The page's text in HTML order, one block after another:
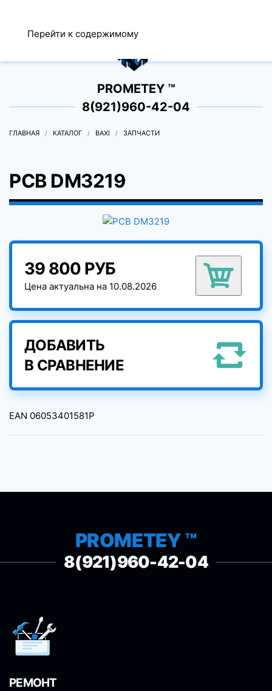
Перейти к содержимому
0
PROMETEY ™
8(921)960-42-04
ГЛАВНАЯ КАТАЛОГ BAXI ЗАПЧАСТИ
PCB DM3219
39 800 РУБ
Цена актуальна на 10.08.2026
ДОБАВИТЬ
В СРАВНЕНИЕ
EAN 06053401581P
PROMETEY ™
8(921)960-42-04
РЕМОНТ